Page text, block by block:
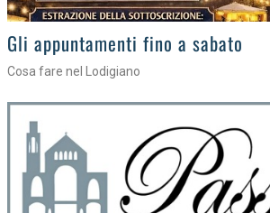
Gli eventi della settimana
Tra torte, cinema e musica live